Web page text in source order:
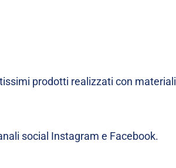
prodotti realizzati con materiali
social Instagram e Facebook.